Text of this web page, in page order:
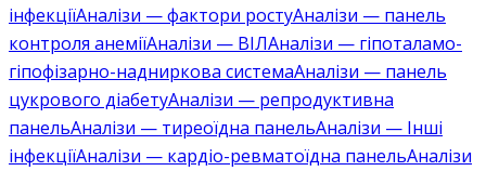
інфекціїАналізи — фактори ростуАналізи — панель
контроля анеміїАналізи — ВІЛАналізи — гіпоталамо-
гіпофізарно-надниркова системаАналізи — панель
цукрового діабетуАналізи — репродуктивна
панельАналізи — тиреоїдна панельАналізи — Інші
інфекціїАналізи — кардіо-ревматоїдна панельАналізи